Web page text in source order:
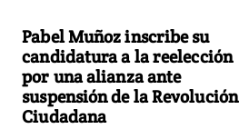
Pabel Muñoz inscribe su
candidatura a la reelección
por una alianza ante
suspensión de la Revolución
Ciudadana